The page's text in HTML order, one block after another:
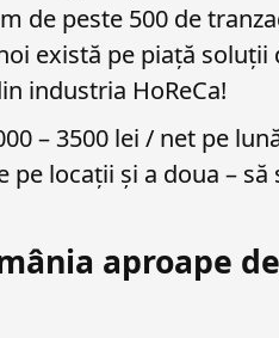
de peste 500 de
există pe piață soluții
industria HoReCa!
– 3500 lei / net pe
locații și a doua – să
aproape